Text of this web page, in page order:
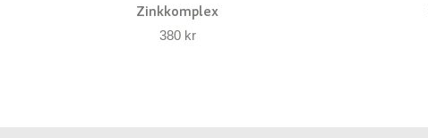
Zinkkomplex
380 kr